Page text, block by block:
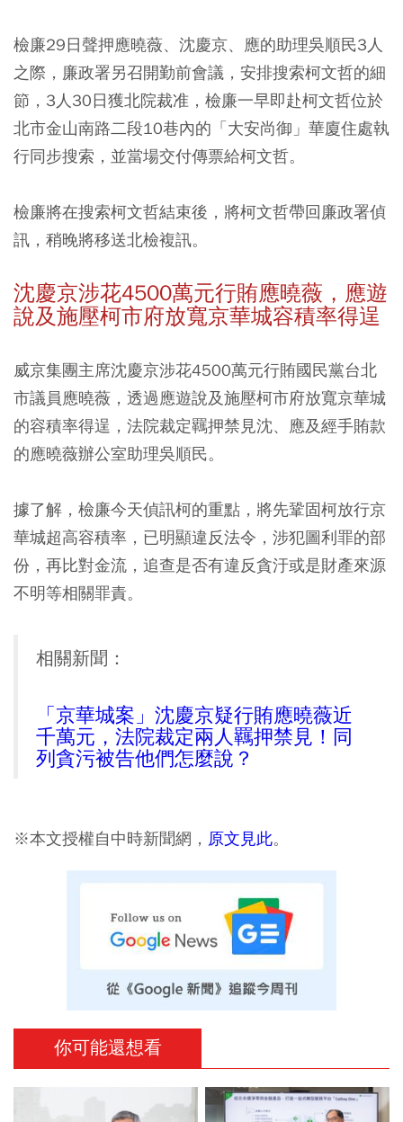
檢廉29日聲押應曉薇、沈慶京、應的助理吳順民3人
之際，廉政署另召開勤前會議，安排搜索柯文哲的細
節，3人30日獲北院裁准，檢廉一早即赴柯文哲位於
北市金山南路二段10巷內的「大安尚御」華廈住處執
行同步搜索，並當場交付傳票給柯文哲。
檢廉將在搜索柯文哲結束後，將柯文哲帶回廉政署偵
訊，稍晚將移送北檢複訊。
沈慶京涉花4500萬元行賄應曉薇，應遊
說及施壓柯市府放寬京華城容積率得逞
威京集團主席沈慶京涉花4500萬元行賄國民黨台北
市議員應曉薇，透過應遊說及施壓柯市府放寬京華城
的容積率得逞，法院裁定羈押禁見沈、應及經手賄款
的應曉薇辦公室助理吳順民。
據了解，檢廉今天偵訊柯的重點，將先鞏固柯放行京
華城超高容積率，已明顯違反法令，涉犯圖利罪的部
份，再比對金流，追查是否有違反貪汙或是財產來源
不明等相關罪責。
相關新聞：
「京華城案」沈慶京疑行賄應曉薇近
千萬元，法院裁定兩人羈押禁見！同
列貪污被告他們怎麼說？
※本文授權自中時新聞網， 原文見此。
你可能還想看